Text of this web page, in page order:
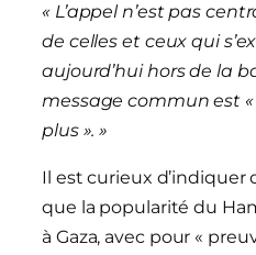
« L’appel n’est pas
de celles et ceux qui
aujourd’hui hors de la
message commun est «
plus ». »
Il est curieux d’indiquer
que la popularité du
à Gaza, avec pour «